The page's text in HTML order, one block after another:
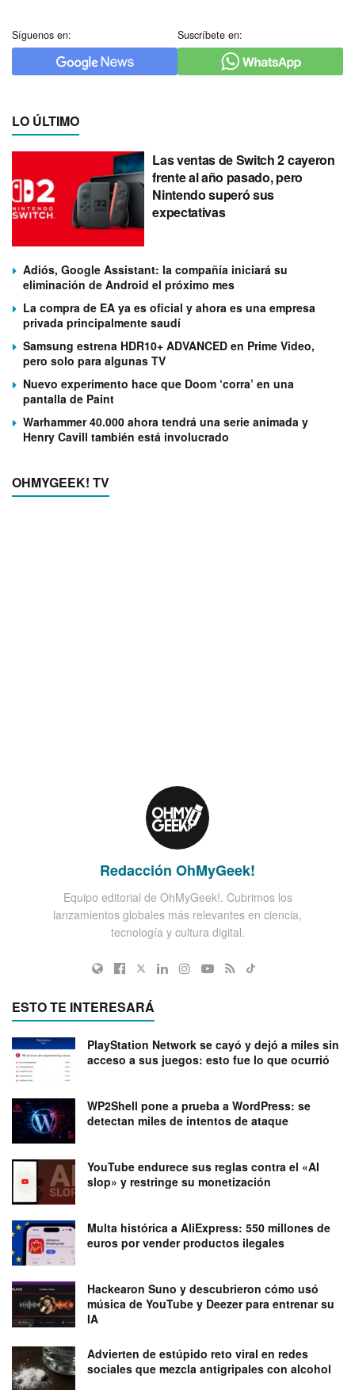
Síguenos en: Suscríbete en:
LO ÚLTIMO
Las ventas de Switch 2 cayeron
frente al año pasado, pero
Nintendo superó sus
expectativas
Adiós, Google Assistant: la compañía iniciará su
eliminación de Android el próximo mes
La compra de EA ya es oficial y ahora es una empresa
privada principalmente saudí
Samsung estrena HDR10+ ADVANCED en Prime Video,
pero solo para algunas TV
Nuevo experimento hace que Doom ‘corra’ en una
pantalla de Paint
Warhammer 40.000 ahora tendrá una serie animada y
Henry Cavill también está involucrado
OHMYGEEK! TV
Redacción OhMyGeek!
Equipo editorial de OhMyGeek!. Cubrimos los
lanzamientos globales más relevantes en ciencia,
tecnología y cultura digital.
ESTO TE INTERESARÁ
PlayStation Network se cayó y dejó a miles sin
acceso a sus juegos: esto fue lo que ocurrió
WP2Shell pone a prueba a WordPress: se
detectan miles de intentos de ataque
YouTube endurece sus reglas contra el «AI
slop» y restringe su monetización
Multa histórica a AliExpress: 550 millones de
euros por vender productos ilegales
Hackearon Suno y descubrieron cómo usó
música de YouTube y Deezer para entrenar su
IA
Advierten de estúpido reto viral en redes
sociales que mezcla antigripales con alcohol